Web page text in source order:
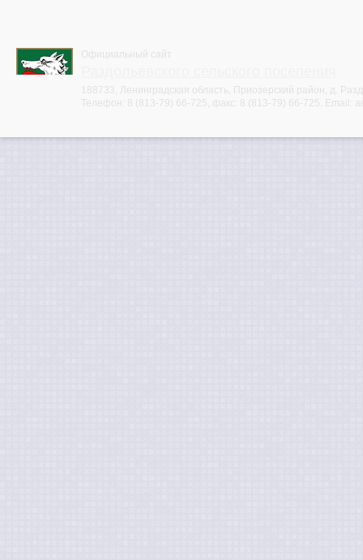
Официальный сайт
188733, Ленинградская область, Приозерский район, д.
Телефон:
8 (813-79) 66-725 , факс: 8 (813-79) 66-725 . Email: